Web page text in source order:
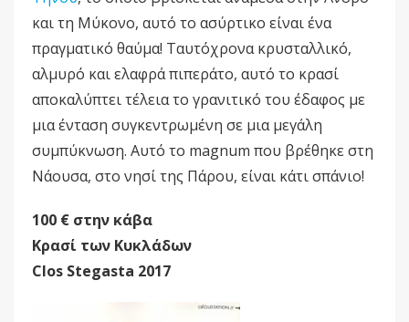
και τη Μύκονο, αυτό το ασύρτικο είναι ένα
πραγματικό θαύμα! Ταυτόχρονα κρυσταλλικό,
αλμυρό και ελαφρά πιπεράτο, αυτό το κρασί
αποκαλύπτει τέλεια το γρανιτικό του έδαφος με
μια ένταση συγκεντρωμένη σε μια μεγάλη
συμπύκνωση. Αυτό το magnum που βρέθηκε στη
Νάουσα, στο νησί της Πάρου, είναι κάτι σπάνιο!
100 € στην κάβα
Κρασί των Κυκλάδων
Clos Stegasta 2017